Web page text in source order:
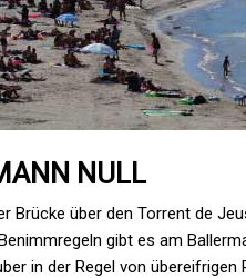
NULL
Brücke über den Torrent de
gibt es am
in der Regel von